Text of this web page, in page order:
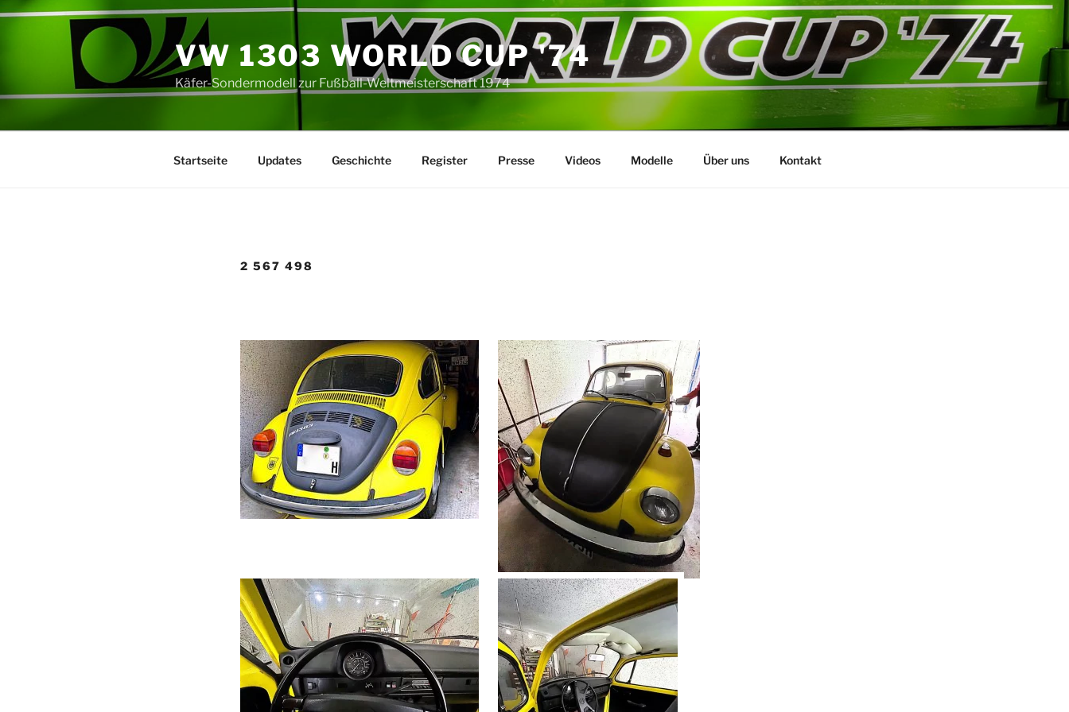
Zum
VW 1303 WORLD CUP '74
Käfer-Sondermodell zur Fußball-Weltmeisterschaft 1974
Startseite Updates Geschichte Register Presse Videos Modelle Über uns Kontakt
2 567 498